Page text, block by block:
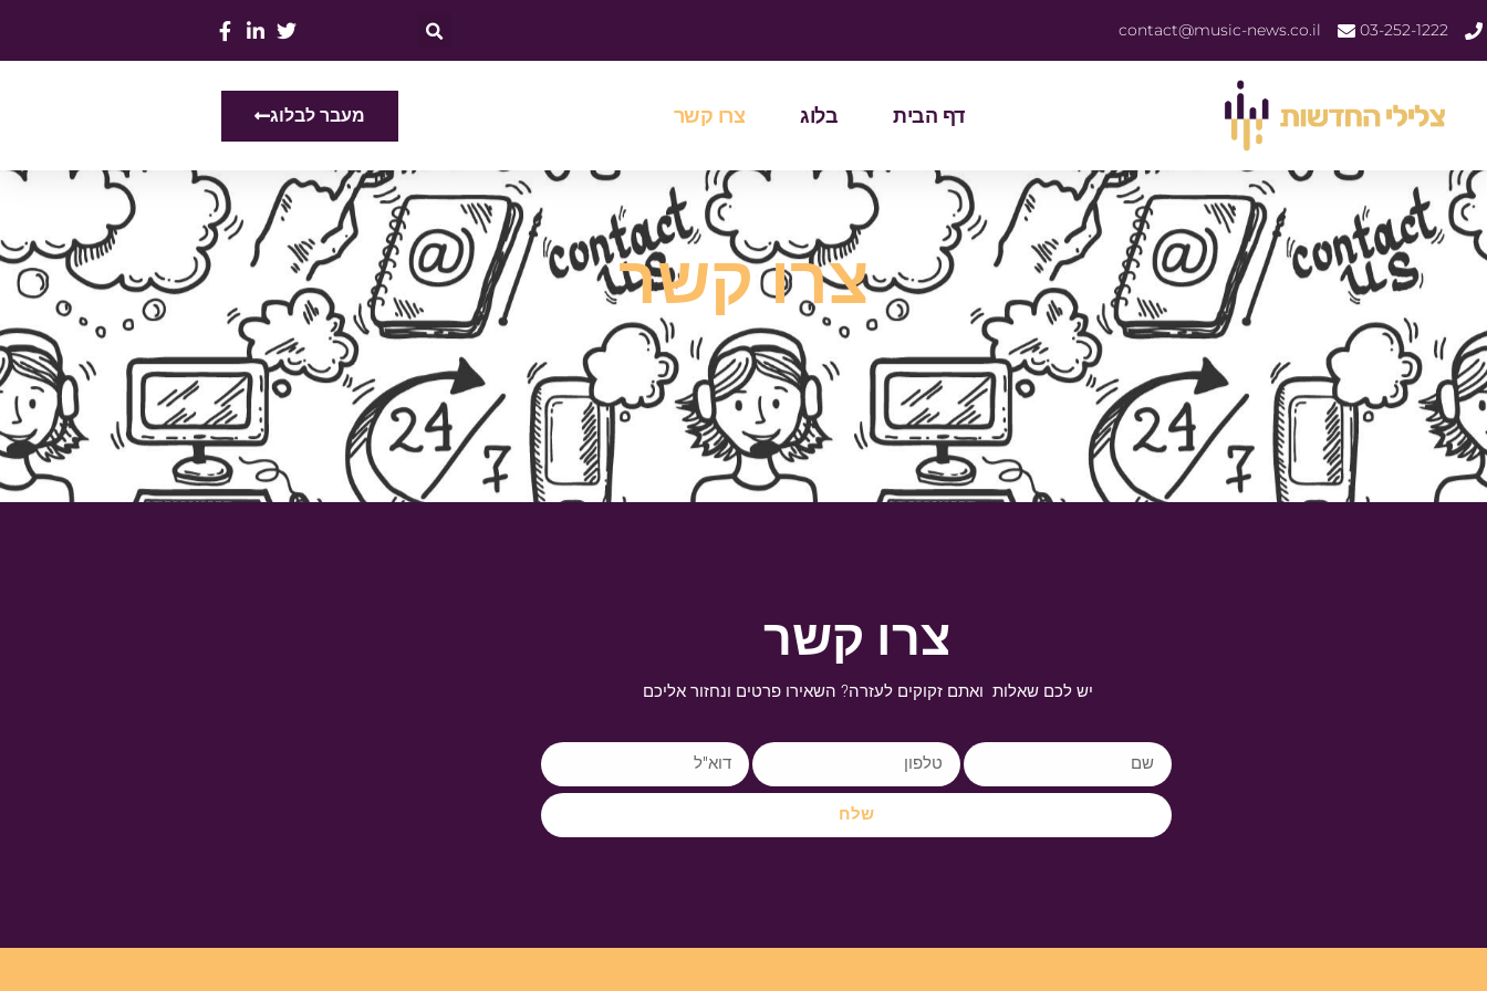
03-252-1222
contact@music-news.co.il
דף הבית בלוג צרו קשר מעבר לבלוג
צרו קשר
צרו קשר
יש לכם שאלות ואתם זקוקים לעזרה? השאירו פרטים ונחזור אליכם
שלח